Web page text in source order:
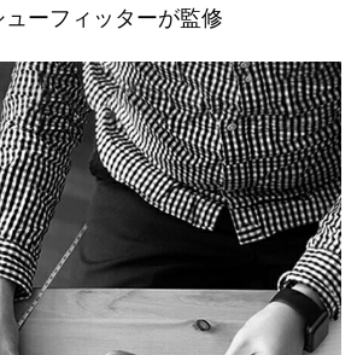
ーフィッターが監修